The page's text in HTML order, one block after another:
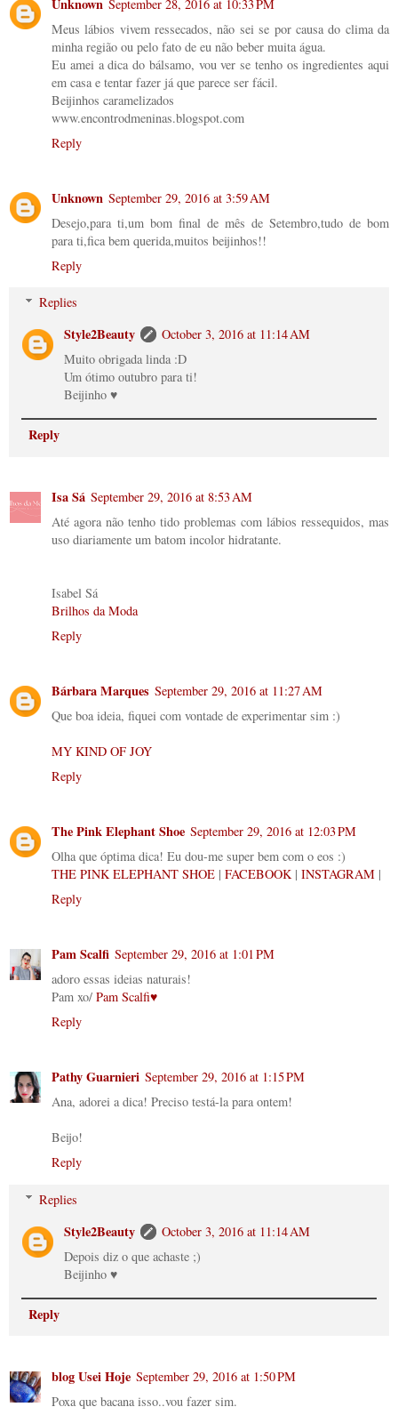
September 28, 2016 at 10:33 PM
Meus lábios vivem ressecados, não sei se por causa do clima da
minha região ou pelo fato de eu não beber muita água.
Eu amei a dica do bálsamo, vou ver se tenho os ingredientes aqui
em casa e tentar fazer já que parece ser fácil.
Beijinhos caramelizados
www.encontrodmeninas.blogspot.com
Reply
Unknown September 29, 2016 at 3:59 AM
Desejo,para ti,um bom final de mês de Setembro,tudo de bom
para ti,fica bem querida,muitos beijinhos!!
Reply
Replies
Style2Beauty
October 3, 2016 at 11:14 AM
Muito obrigada linda :D
Um ótimo outubro para ti!
Beijinho ♥
Reply
Isa Sá September 29, 2016 at 8:53 AM
Até agora não tenho tido problemas com lábios ressequidos, mas
uso diariamente um batom incolor hidratante.
Isabel Sá
Brilhos da Moda
Reply
Bárbara Marques September 29, 2016 at 11:27 AM
Que boa ideia, fiquei com vontade de experimentar sim :)
MY KIND OF JOY
Reply
The Pink Elephant Shoe September 29, 2016 at 12:03 PM
Olha que óptima dica! Eu dou-me super bem com o eos :)
THE PINK ELEPHANT SHOE | FACEBOOK| INSTAGRAM |
Reply
Pam Scalfi September 29, 2016 at 1:01 PM
adoro essas ideias naturais!
Pam xo/ Pam Scalfi♥
Reply
Pathy Guarnieri September 29, 2016 at 1:15 PM
Ana, adorei a dica! Preciso testá-la para ontem!
Beijo!
Reply
Replies
Style2Beauty
October 3, 2016 at 11:14 AM
Depois diz o que achaste ;)
Beijinho ♥
Reply
blog Usei Hoje September 29, 2016 at 1:50 PM
Poxa que bacana isso..vou fazer sim.